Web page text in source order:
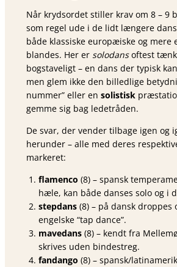
Når krydsordet stiller krav om 8 – 9
som regel ude i de lidt længere
både klassiske europæiske og mere
blandes. Her er solodansoftest
bogstaveligt – en dans der typisk
men glem ikke den billedlige
nummer” eller en solistisk
gemme sig bag ledetråden.
De svar, der vender tilbage igen og
herunder – alle med deres
markeret:
flamenco (8) – spansk
hæle, kan både danses solo og i
stepdans (8) – på dansk droppes
engelske “tap dance”.
mavedans (8) – kendt fra
skrives uden bindestreg.
fandango (8) – spansk/